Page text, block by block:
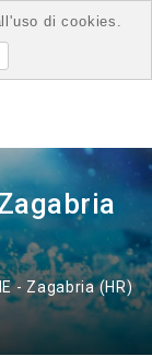
- Zagabria (HR)
di cookies.